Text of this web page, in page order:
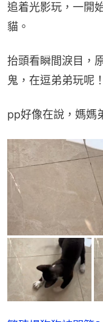
追着光影玩，一開
貓。
抬頭看瞬間淚目，
鬼，在逗弟弟玩呢！
pp好像在說，媽媽